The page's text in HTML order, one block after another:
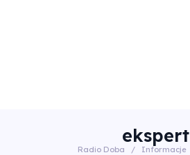
ekspert
Radio Doba / Informacje